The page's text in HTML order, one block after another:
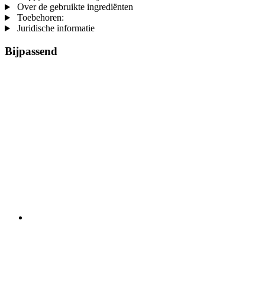
Over de gebruikte ingrediënten
Toebehoren:
Juridische informatie
Bijpassend